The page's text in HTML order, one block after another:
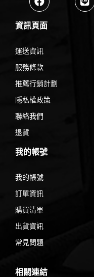
資訊頁面
運送資訊
服務條款
推薦行銷計劃
隱私權政策
聯絡我們
退貨
我的帳號
我的帳號
訂單資訊
購買清單
出貨資訊
常見問題
相關連結